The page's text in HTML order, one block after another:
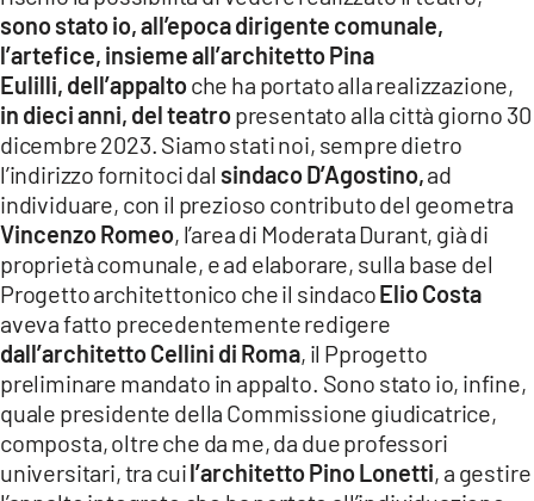
sono stato io, all’epoca dirigente comunale,
l’artefice, insieme all’architetto Pina
Eulilli, dell’appaltoche ha portato alla realizzazione,
in dieci anni, del teatropresentato alla città giorno 30
dicembre 2023. Siamo stati noi, sempre dietro
l’indirizzo fornitoci dal sindaco D’Agostino,ad
individuare, con il prezioso contributo del geometra
Vincenzo Romeo, l’area di Moderata Durant, già di
proprietà comunale, e ad elaborare, sulla base del
Progetto architettonico che il sindacoElio Costa
aveva fatto precedentemente redigere
dall’architetto Cellini di Roma, il Pprogetto
preliminare mandato in appalto. Sono stato io, infine,
quale presidente della Commissione giudicatrice,
composta, oltre che da me, da due professori
universitari, tra cuil’architetto Pino Lonetti, a gestire